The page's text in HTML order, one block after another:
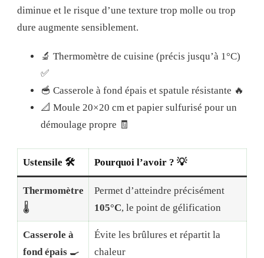
diminue et le risque d’une texture trop molle ou trop
dure augmente sensiblement.
🔬 Thermomètre de cuisine (précis jusqu’à 1°C)
✅
🥣 Casserole à fond épais et spatule résistante 🔥
📐 Moule 20×20 cm et papier sulfurisé pour un
démoulage propre 🧾
Ustensile 🛠️ Pourquoi l’avoir ? 💡
Thermomètre
🌡️
Permet d’atteindre précisément
105°C, le point de gélification
Casserole à
fond épais🍳
Évite les brûlures et répartit la
chaleur